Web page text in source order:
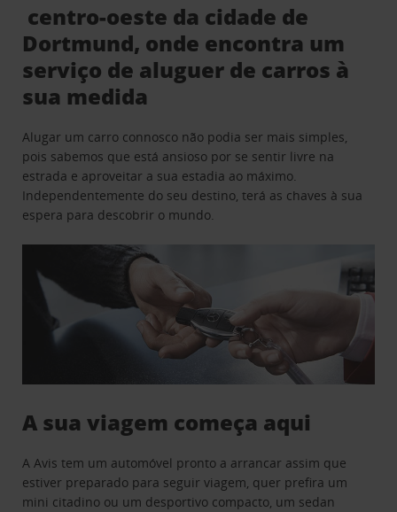
centro-oeste da cidade de
Dortmund, onde encontra um
serviço de aluguer de carros à
sua medida
Alugar um carro connosco não podia ser mais simples,
pois sabemos que está ansioso por se sentir livre na
estrada e aproveitar a sua estadia ao máximo.
Independentemente do seu destino, terá as chaves à sua
espera para descobrir o mundo.
A sua viagem começa aqui
A Avis tem um automóvel pronto a arrancar assim que
estiver preparado para seguir viagem, quer prefira um
mini citadino ou um desportivo compacto, um sedan